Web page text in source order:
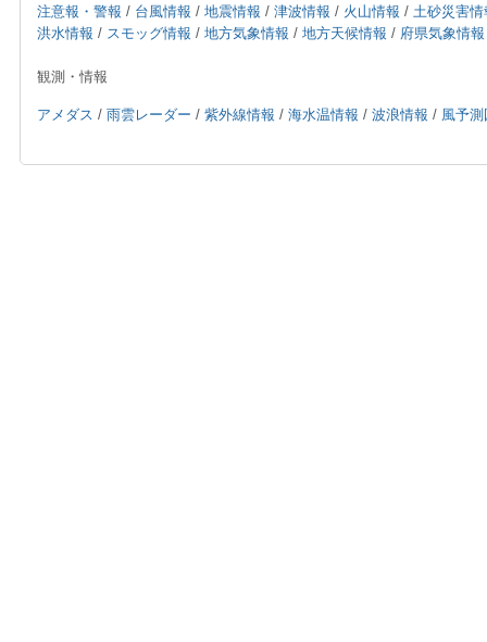
注意報・警報 / 台風情報 / 地震情報 / 津波情報 / 火山情報 / 土砂災害情
洪水情報 / スモッグ情報 / 地方気象情報 / 地方天候情報 / 府県気象情報
観測・情報
アメダス / 雨雲レーダー / 紫外線情報 / 海水温情報 / 波浪情報 / 風予測